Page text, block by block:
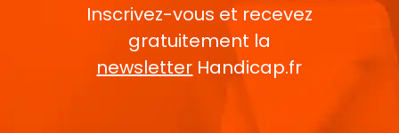
Inscrivez-vous et recevez
gratuitement la
newsletter Handicap.fr